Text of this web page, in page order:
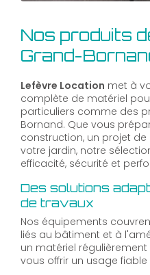
Nos produits
Grand-
Lefèvre Location met à
complète de matériel
particuliers comme des
Bornand. Que vous
construction, un projet
votre jardin, notre
efficacité, sécurité et
Des solutions
de travaux
Nos équipements
liés au bâtiment et à
un matériel
vous offrir un usage